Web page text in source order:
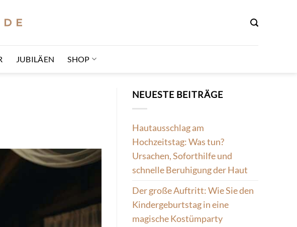
JUBILÄEN SHOP
NEUESTE BEITRÄGE
Hautausschlag am
Hochzeitstag: Was tun?
Ursachen, Soforthilfe und
schnelle Beruhigung der Haut
Der große Auftritt: Wie Sie den
Kindergeburtstag in eine
magische Kostümparty